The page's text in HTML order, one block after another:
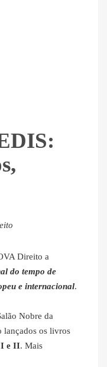
Direito a
do tempo de
e internacional.
Nobre da
lançados os livros
I e II. Mais